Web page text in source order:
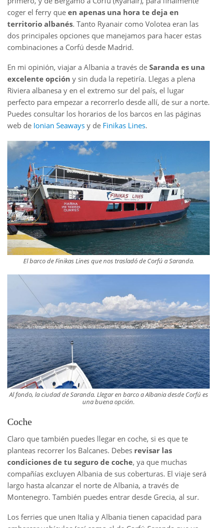
coger el ferry que en apenas una hora te deja en
territorio albanés. Tanto Ryanair como Volotea eran las
dos principales opciones que manejamos para hacer estas
combinaciones a Corfú desde Madrid.
En mi opinión, viajar a Albania a través de Saranda es una
excelente opción y sin duda la repetiría. Llegas a plena
Riviera albanesa y en el extremo sur del país, el lugar
perfecto para empezar a recorrerlo desde allí, de sur a norte.
Puedes consultar los horarios de los barcos en las páginas
web de Ionian Seaways y de Finikas Lines.
El barco de Finikas Lines que nos trasladó de Corfú a Saranda.
Al fondo, la ciudad de Saranda. Llegar en barco a Albania desde Corfú es
una buena opción.
Coche
Claro que también puedes llegar en coche, si es que te
planteas recorrer los Balcanes. Debes revisar las
condiciones de tu seguro de coche, ya que muchas
compañías excluyen Albania de sus coberturas. El viaje será
largo hasta alcanzar el norte de Albania, a través de
Montenegro. También puedes entrar desde Grecia, al sur.
Los ferries que unen Italia y Albania tienen capacidad para